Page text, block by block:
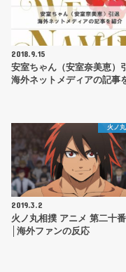
2018.9.15
安室ちゃん（安室奈美恵）
海外ネットメディアの記事
火ノ
2019.3.2
火ノ丸相撲 アニメ 第二十
│海外ファンの反応